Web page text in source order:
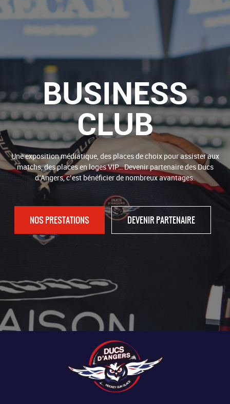
BUSINESS
CLUB
Une exposition médiatique, des places de choix pour assister aux
matchs, des places en loges VIP… Devenir partenaire des Ducs
d’Angers, c’est bénéficier de nombreux avantages.
NOS PRESTATIONS DEVENIR PARTENAIRE